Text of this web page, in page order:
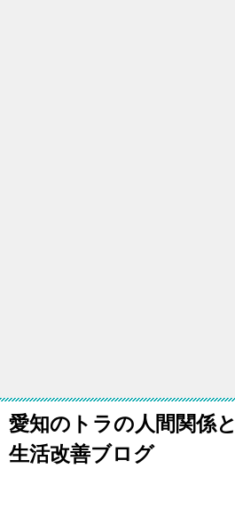
愛知のトラの人間関係と
生活改善ブログ